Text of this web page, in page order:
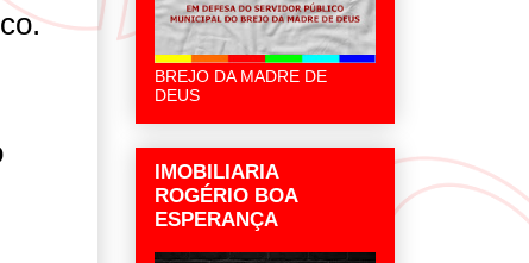
BREJO DA MADRE DE
DEUS
IMOBILIARIA
ROGÉRIO BOA
ESPERANÇA